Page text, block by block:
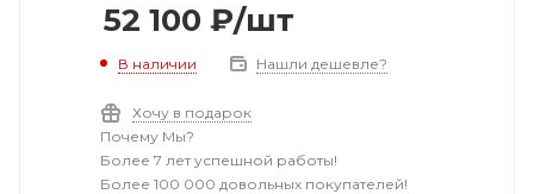
52 100 ₽/шт
В наличии Нашли дешевле?
Хочу в подарок
Почему Мы?
Более 7 лет успешной работы!
Более 100 000 довольных покупателей!